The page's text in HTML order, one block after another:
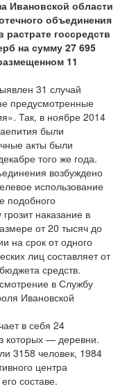
Ивановской области
объединения
растрате госсредств
на сумму 27 695
11
31 случай
предусмотренные
Так, в ноябре 2014
были
акты были
того же года.
возбуждено
использование
подобного
наказание в
от 20 тысяч до
на срок от одного
лиц составляет от
средств.
в Службу
Ивановской
в себя 24
которых — деревни.
3158 человек, 1984
центра
составе.